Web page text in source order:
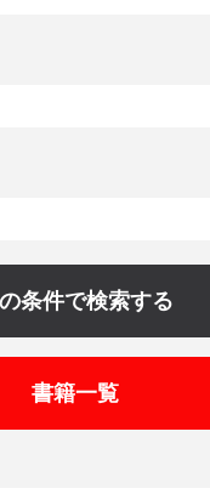
条件で検索する
書籍一覧